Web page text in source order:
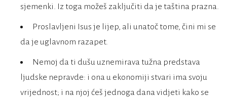
sjemenki. Iz toga možeš zaključiti da je taština prazna.
Proslavljeni Isus je lijep, ali unatoč tome, čini mi se
da je uglavnom razapet.
Nemoj da ti dušu uznemirava tužna predstava
ljudske nepravde: i ona u ekonomiji stvari ima svoju
vrijednost; i na njoj ćeš jednoga dana vidjeti kako se